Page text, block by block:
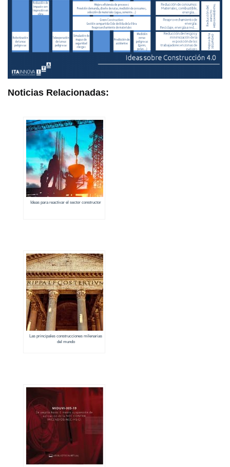
Noticias Relacionadas:
Ideas para reactivar el sector constructor
Las principales construcciones milenarias
del mundo